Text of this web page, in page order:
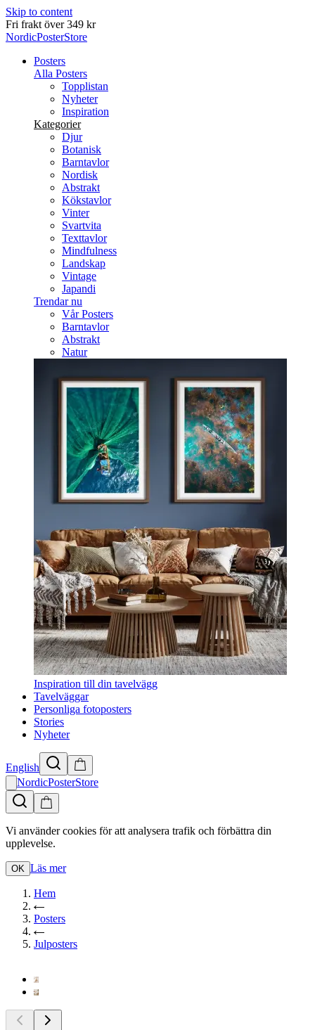
Skip to content
Leverans inom 2-5 arbetsdagar
NordicPosterStore
Posters
Alla Posters
Topplistan
Nyheter
Inspiration
Kategorier
Djur
Botanisk
Barntavlor
Nordisk
Abstrakt
Kökstavlor
Vinter
Svartvita
Texttavlor
Mindfulness
Landskap
Vintage
Japandi
Trendar nu
Vår Posters
Barntavlor
Abstrakt
Natur
Inspiration till din tavelvägg
Tavelväggar
Personliga fotoposters
Stories
Nyheter
English
NordicPosterStore
Vi använder cookies för att analysera trafik och förbättra din
upplevelse.
OK Läs mer
Hem
Posters
Julposters